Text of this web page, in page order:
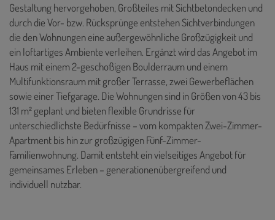
Gestaltung hervorgehoben, Großteiles mit Sichtbetondecken und
durch die Vor- bzw. Rücksprünge entstehen Sichtverbindungen
die den Wohnungen eine außergewöhnliche Großzügigkeit und
ein loftartiges Ambiente verleihen. Ergänzt wird das Angebot im
Haus mit einem 2-geschoßigen Boulderraum und einem
Multifunktionsraum mit großer Terrasse, zwei Gewerbeflächen
sowie einer Tiefgarage. Die Wohnungen sind in Größen von 43 bis
131 m² geplant und bieten flexible Grundrisse für
unterschiedlichste Bedürfnisse – vom kompakten Zwei-Zimmer-
Apartment bis hin zur großzügigen Fünf-Zimmer-
Familienwohnung. Damit entsteht ein vielseitiges Angebot für
gemeinsames Erleben – generationenübergreifend und
individuell nutzbar.